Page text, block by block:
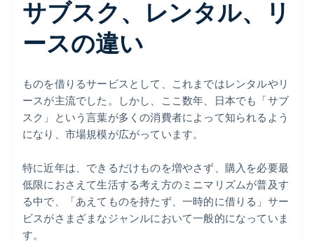
サブスク、レンタル、リ
ースの違い
ものを借りるサービスとして、これまではレンタルやリ
ースが主流でした。しかし、ここ数年、日本でも「サブ
スク」という言葉が多くの消費者によって知られるよう
になり、市場規模が広がっています。
特に近年は、できるだけものを増やさず、購入を必要最
低限におさえて生活する考え方のミニマリズムが普及す
る中で、「あえてものを持たず、一時的に借りる」サー
ビスがさまざまなジャンルにおいて一般的になっていま
す。